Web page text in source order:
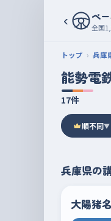
‹ ペ
全国
トップ 兵庫
能勢電
17件
順不同▼
兵庫県の
大陽猪